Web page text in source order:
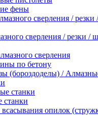
фены
сверления / резки /
сверления
по бетону
(бороздоделы) /
станки
станки
всасывания опилок